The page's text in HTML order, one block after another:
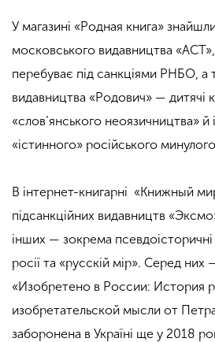
У магазині «Родная книга»
московського видавництва
перебуває під санкціями РНБО, а
видавництва «Родович» — дитячі
«слов’янського неоязичництва» й
«істинного» російського
В інтернет-книгарні «Книжный
підсанкційних видавництв
інших — зокрема
росії та «русскій мір». Серед
«Изобретено в России: История
изобретательской мысли от
заборонена в Україні ще у 2018